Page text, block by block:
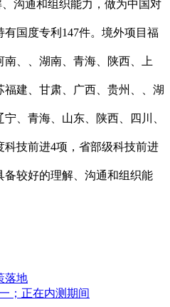
沟通和组织能力，做为中国对
国度专利147件。境外项目福
、、湖南、青海、陕西、上
建、甘肃、广西、贵州、、湖
、青海、山东、陕西、四川、
技前进4项，省部级科技前进
备较好的理解、沟通和组织能
落地
；正在内测期间